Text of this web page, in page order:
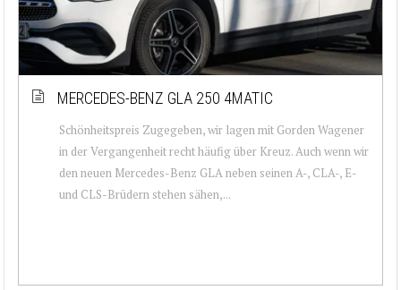
MERCEDES-BENZ GLA 250 4MATIC
Schönheitspreis Zugegeben, wir lagen mit Gorden Wagener
in der Vergangenheit recht häufig über Kreuz. Auch wenn wir
den neuen Mercedes-Benz GLA neben seinen A-, CLA-, E-
und CLS-Brüdern stehen sähen,...